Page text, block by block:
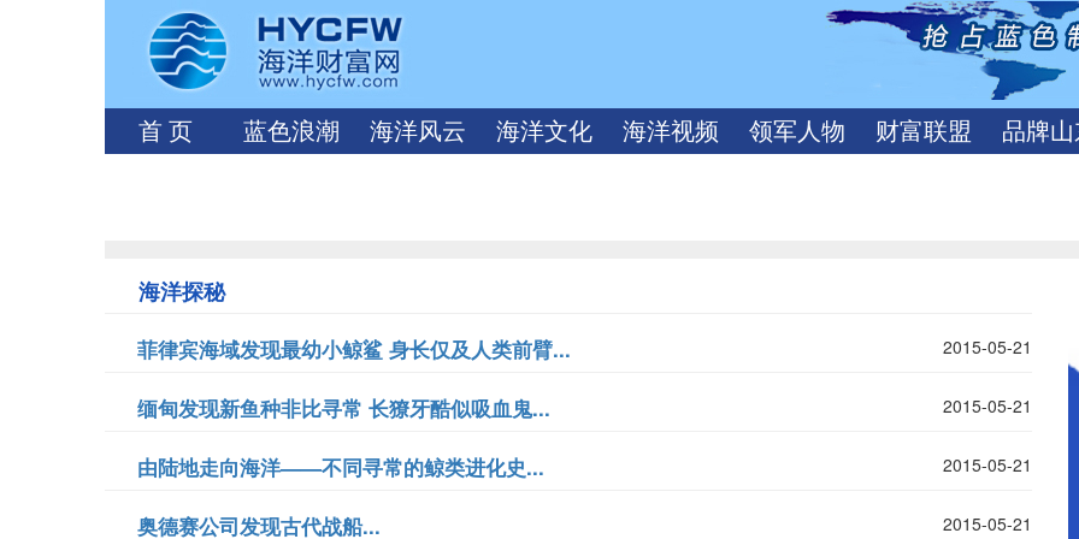
首 页 蓝色浪潮 海洋风云 海洋文化 海洋视频 领军人物 财富联盟 品牌
海洋探秘
菲律宾海域发现最幼小鲸鲨 身长仅及人类前臂... 2015-05-21
缅甸发现新鱼种非比寻常 长獠牙酷似吸血鬼... 2015-05-21
由陆地走向海洋——不同寻常的鲸类进化史... 2015-05-21
奥德赛公司发现古代战船... 2015-05-21